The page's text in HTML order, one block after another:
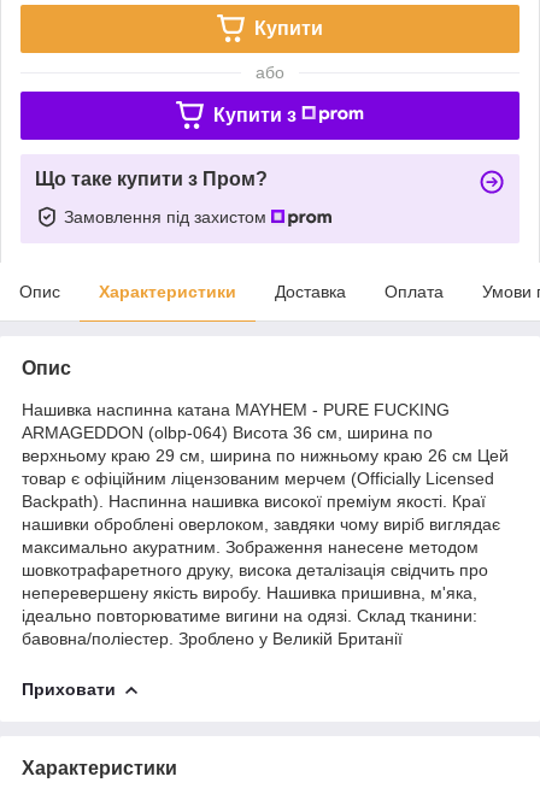
Купити
або
Купити з
Що таке купити з Пром?
Замовлення під захистом
Опис Характеристики Доставка Оплата Умови
Опис
Нашивка наспинна катана MAYHEM - PURE FUCKING
ARMAGEDDON (olbp-064) Висота 36 см, ширина по
верхньому краю 29 см, ширина по нижньому краю 26 см Цей
товар є офіційним ліцензованим мерчем (Officially Licensed
Backpath). Наспинна нашивка високої преміум якості. Краї
нашивки оброблені оверлоком, завдяки чому виріб виглядає
максимально акуратним. Зображення нанесене методом
шовкотрафаретного друку, висока деталізація свідчить про
неперевершену якість виробу. Нашивка пришивна, м'яка,
ідеально повторюватиме вигини на одязі. Склад тканини:
бавовна/поліестер. Зроблено у Великій Британії
Приховати
Характеристики